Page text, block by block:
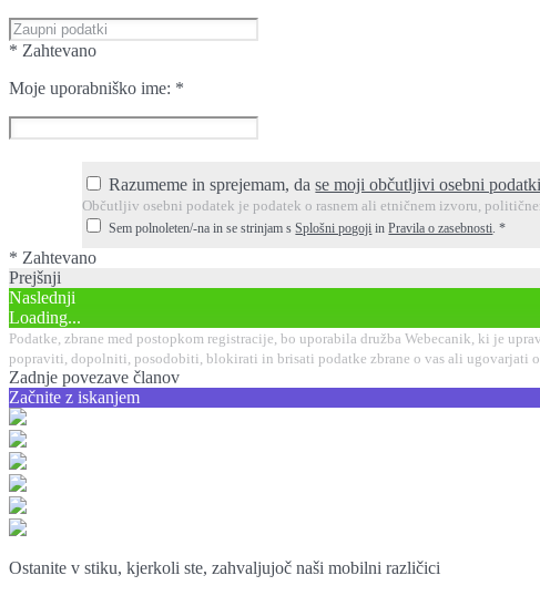
* Zahtevano
Moje uporabniško ime: *
Razumeme in sprejemam, dase moji občutljivi osebni podatki
Občutljiv osebni podatek je podatek o rasnem ali etničnem izvoru,
Sem polnoleten/-na in se strinjam sSplošni pogoji inPravila o zasebnosti .*
* Zahtevano
Prejšnji
Naslednji
Loading...
Podatke, zbrane med postopkom registracije, bo uporabila družba Webecanik, ki je
popraviti, dopolniti, posodobiti, blokirati in brisati podatke zbrane o vas ali ugovarjati
Zadnje povezave članov
Začnite z iskanjem
Ostanite v stiku, kjerkoli ste, zahvaljujoč naši mobilni različici